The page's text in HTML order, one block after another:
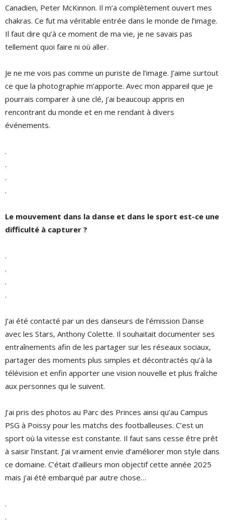
Canadien, Peter McKinnon. Il m’a complètement ouvert mes
chakras. Ce fut ma véritable entrée dans le monde de l’image.
Il faut dire qu’à ce moment de ma vie, je ne savais pas
tellement quoi faire ni où aller.
Je ne me vois pas comme un puriste de l’image. J’aime surtout
ce que la photographie m’apporte. Avec mon appareil que je
pourrais comparer à une clé, j’ai beaucoup appris en
rencontrant du monde et en me rendant à divers
événements.
.
.
.
.
Le mouvement dans la danse et dans le sport est-ce une
difficulté à capturer ?
.
.
.
.
J’ai été contacté par un des danseurs de l’émission Danse
avec les Stars, Anthony Colette. Il souhaitait documenter ses
entraînements afin de les partager sur les réseaux sociaux,
partager des moments plus simples et décontractés qu’à la
télévision et enfin apporter une vision nouvelle et plus fraîche
aux personnes qui le suivent.
J’ai pris des photos au Parc des Princes ainsi qu’au Campus
PSG à Poissy pour les matchs des footballeuses. C’est un
sport où la vitesse est constante. Il faut sans cesse être prêt
à saisir l’instant. J’ai vraiment envie d’améliorer mon style dans
ce domaine. C’était d’ailleurs mon objectif cette année 2025
mais j’ai été embarqué par autre chose…
.
.